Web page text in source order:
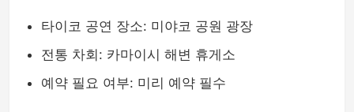
타이코 공연 장소: 미야코 공원 광장
전통 차회: 카마이시 해변 휴게소
예약 필요 여부: 미리 예약 필수